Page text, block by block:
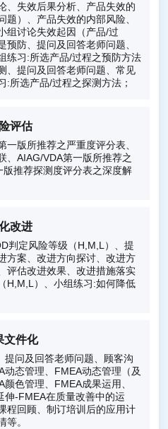
、失效后果分析、产品失效的
）、产品失效的内部风险、
组讨论失效起因（产品/过
防、提问及回答老师问题、
练习:所选产品/过程之预防方法
、提问及回答老师问题、常见
:所选产品/过程之探测方法；
评估
一版所推荐之严重度评分表、
、AIAG/VDA第一版所推荐之
推荐探测度评分表之深度解
改进
判定风险等级（H,M,L）、提
方案、改进方向探讨、改进方
评估改进效果、改进措施落实
H,M,L）、小组练习:如何降低
文件化
提问及回答老师问题、顾客沟
态管理、FMEA动态管理（及
色管理、FMEA成果运用、
伸-FMEA在质量改善中的运
程回顾、制订培训后的应用计
等。